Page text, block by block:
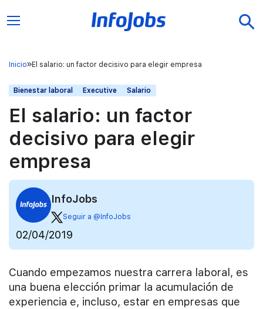
Inicio El salario: un factor decisivo para elegir empresa
Bienestar laboral Executive Salario
El salario: un factor
decisivo para elegir
empresa
InfoJobs
Seguir a @InfoJobs
02/04/2019
Cuando empezamos nuestra carrera laboral, es
una buena elección primar la acumulación de
experiencia e, incluso, estar en empresas que